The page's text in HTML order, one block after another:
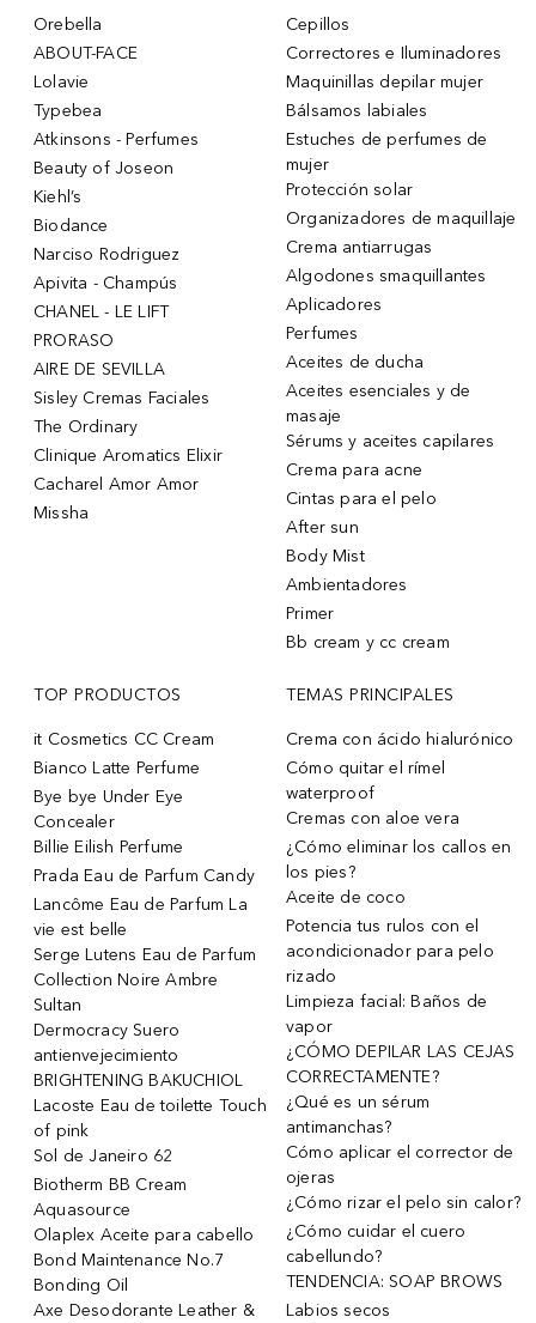
Orebella
ABOUT-FACE
Lolavie
Typebea
Atkinsons - Perfumes
Beauty of Joseon
Kiehl’s
Biodance
Narciso Rodriguez
Apivita - Champús
CHANEL - LE LIFT
PRORASO
AIRE DE SEVILLA
Sisley Cremas Faciales
The Ordinary
Clinique Aromatics Elixir
Cacharel Amor Amor
Missha
Cepillos
Correctores e Iluminadores
Maquinillas depilar mujer
Bálsamos labiales
Estuches de perfumes de
mujer
Protección solar
Organizadores de maquillaje
Crema antiarrugas
Algodones smaquillantes
Aplicadores
Perfumes
Aceites de ducha
Aceites esenciales y de
masaje
Sérums y aceites capilares
Crema para acne
Cintas para el pelo
After sun
Body Mist
Ambientadores
Primer
Bb cream y cc cream
TOP PRODUCTOS
it Cosmetics CC Cream
Bianco Latte Perfume
Bye bye Under Eye
Concealer
Billie Eilish Perfume
Prada Eau de Parfum Candy
Lancôme Eau de Parfum La
vie est belle
Serge Lutens Eau de Parfum
Collection Noire Ambre
Sultan
Dermocracy Suero
antienvejecimiento
BRIGHTENING BAKUCHIOL
Lacoste Eau de toilette Touch
of pink
Sol de Janeiro 62
Biotherm BB Cream
Aquasource
Olaplex Aceite para cabello
Bond Maintenance No.7
Bonding Oil
Axe Desodorante Leather &
TEMAS PRINCIPALES
Crema con ácido hialurónico
Cómo quitar el rímel
waterproof
Cremas con aloe vera
¿Cómo eliminar los callos en
los pies?
Aceite de coco
Potencia tus rulos con el
acondicionador para pelo
rizado
Limpieza facial: Baños de
vapor
¿CÓMO DEPILAR LAS CEJAS
CORRECTAMENTE?
¿Qué es un sérum
antimanchas?
Cómo aplicar el corrector de
ojeras
¿Cómo rizar el pelo sin calor?
¿Cómo cuidar el cuero
cabellundo?
TENDENCIA: SOAP BROWS
Labios secos